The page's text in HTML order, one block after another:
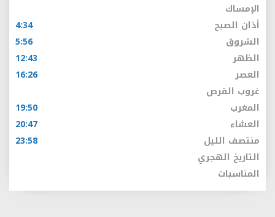
الإمساك
أذان الصبح
4:34
الشروق
5:56
الظهر
12:43
العصر
16:26
غروب القرص
المغرب
19:50
العشاء
20:47
منتصف الليل
23:58
التاريخ الهجري
المناسبات